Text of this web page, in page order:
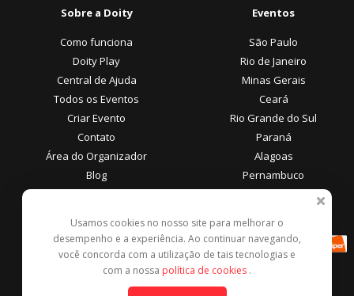
Sobre a Doity
Como funciona
Doity Play
Central de Ajuda
Todos os Eventos
Criar Evento
Contato
Área do Organizador
Blog
Eventos
São Paulo
Rio de Janeiro
Minas Gerais
Ceará
Rio Grande do Sul
Paraná
Alagoas
Pernambuco
Área do Participante
Central de Ajuda
Denunciar este evento
Formas de Pagamento
Usamos cookies no nosso site para melhorar o
desempenho e a experiência. Ao continuar navegando,
você concorda com a utilização de tais tecnologias e
com a nossa política de cookies .